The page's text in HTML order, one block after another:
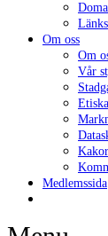
Om oss
Om
Vår
Medlemssida